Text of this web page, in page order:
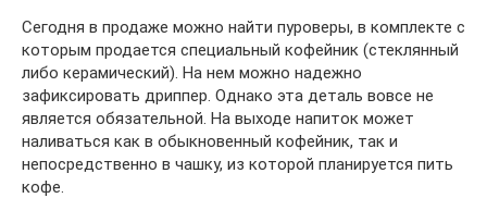
Сегодня в продаже можно найти пуроверы, в комплекте с
которым продается специальный кофейник (стеклянный
либо керамический). На нем можно надежно
зафиксировать дриппер. Однако эта деталь вовсе не
является обязательной. На выходе напиток может
наливаться как в обыкновенный кофейник, так и
непосредственно в чашку, из которой планируется пить
кофе.